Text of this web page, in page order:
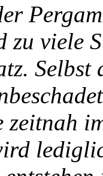
zu viele
Selbst